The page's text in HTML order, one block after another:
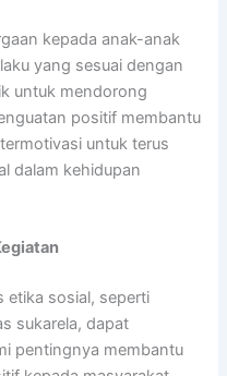
kepada anak-anak
yang sesuai dengan
untuk mendorong
positif membantu
untuk terus
dalam kehidupan
etika sosial, seperti
sukarela, dapat
pentingnya membantu